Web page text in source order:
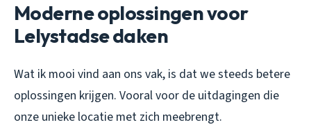
Moderne oplossingen voor
Lelystadse daken
Wat ik mooi vind aan ons vak, is dat we steeds betere
oplossingen krijgen. Vooral voor de uitdagingen die
onze unieke locatie met zich meebrengt.